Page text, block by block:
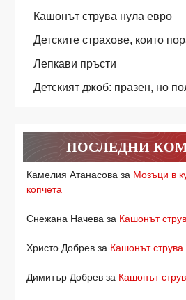
Кашонът струва нула евро
Детските страхове, които
Лепкави пръсти
Детският джоб: празен, но
ПОСЛЕДНИ
Камелия Атанасова за Мозъци в
копчета
Снежана Начева за Кашонът
Христо Добрев за Кашонът
Димитър Добрев за Кашонът